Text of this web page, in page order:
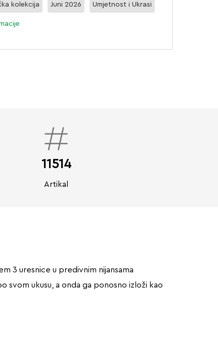
kolekcija Juni 2026 Umjetnost i Ukrasi
11514
Artikal
3 uresnice u predivnim nijansama
svom ukusu, a onda ga ponosno izloži kao